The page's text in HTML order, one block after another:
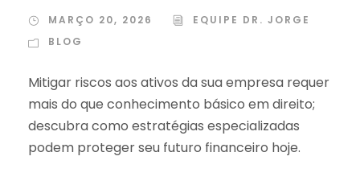
MARÇO 20, 2026
EQUIPE DR. JORGE
BLOG
Mitigar riscos aos ativos da sua empresa requer
mais do que conhecimento básico em direito;
descubra como estratégias especializadas
podem proteger seu futuro financeiro hoje.